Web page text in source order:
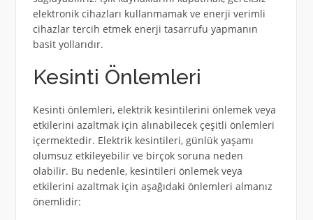
elektronik cihazları kullanmamak ve enerji verimli
cihazlar tercih etmek enerji tasarrufu yapmanın
basit yollarıdır.
Kesinti Önlemleri
Kesinti önlemleri, elektrik kesintilerini önlemek veya
etkilerini azaltmak için alınabilecek çeşitli önlemleri
içermektedir. Elektrik kesintileri, günlük yaşamı
olumsuz etkileyebilir ve birçok soruna neden
olabilir. Bu nedenle, kesintileri önlemek veya
etkilerini azaltmak için aşağıdaki önlemleri almanız
önemlidir: